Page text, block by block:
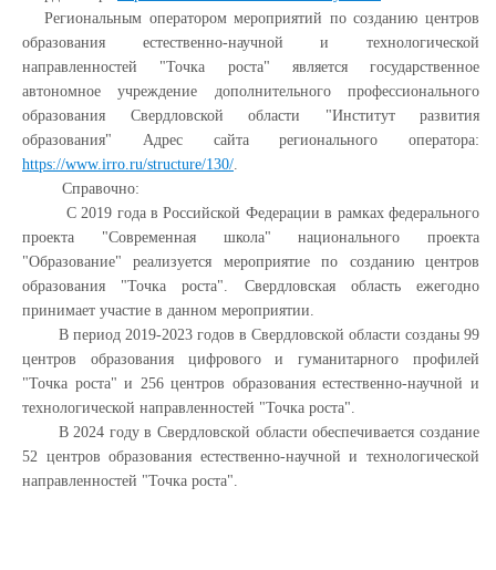
Региональным оператором мероприятий по созданию центров
образования естественно-научной и технологической
направленностей "Точка роста" является государственное
автономное учреждение дополнительного профессионального
образования Свердловской области "Институт развития
образования" Адрес сайта регионального оператора:
https://www.irro.ru/structure/130/.
Справочно:
С 2019 года в Российской Федерации в рамках федерального
проекта "Современная школа" национального проекта
"Образование" реализуется мероприятие по созданию центров
образования "Точка роста". Свердловская область ежегодно
принимает участие в данном мероприятии.
В период 2019-2023 годов в Свердловской области созданы 99
центров образования цифрового и гуманитарного профилей
"Точка роста" и 256 центров образования естественно-научной и
технологической направленностей "Точка роста".
В 2024 году в Свердловской области обеспечивается создание
52 центров образования естественно-научной и технологической
направленностей "Точка роста".